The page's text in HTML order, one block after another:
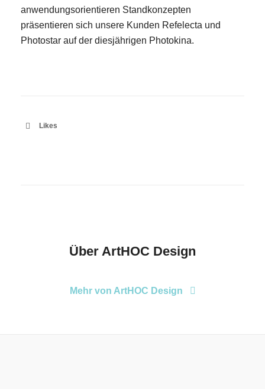
anwendungsorientieren Standkonzepten
präsentieren sich unsere Kunden Refelecta und
Photostar auf der diesjährigen Photokina.
Likes
Über ArtHOC Design
Mehr von ArtHOC Design